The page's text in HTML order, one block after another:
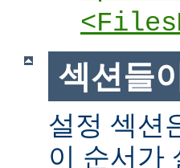
섹션들
설정 섹션
이 순서가